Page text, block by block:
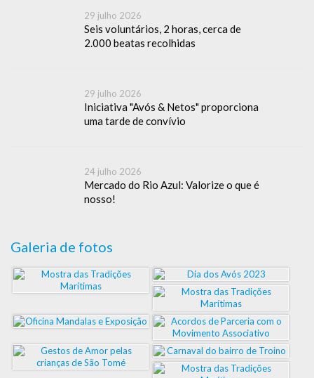
29 julho 2026
Seis voluntários, 2 horas, cerca de
2.000 beatas recolhidas
29 julho 2026
Iniciativa "Avós & Netos" proporciona
uma tarde de convívio
24 julho 2026
Mercado do Rio Azul: Valorize o que é
nosso!
Galeria de fotos